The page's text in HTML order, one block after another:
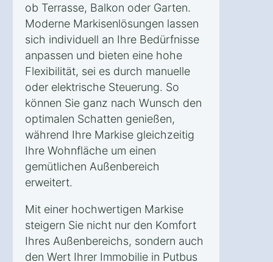
ob Terrasse, Balkon oder Garten.
Moderne Markisenlösungen lassen
sich individuell an Ihre Bedürfnisse
anpassen und bieten eine hohe
Flexibilität, sei es durch manuelle
oder elektrische Steuerung. So
können Sie ganz nach Wunsch den
optimalen Schatten genießen,
während Ihre Markise gleichzeitig
Ihre Wohnfläche um einen
gemütlichen Außenbereich
erweitert.
Mit einer hochwertigen Markise
steigern Sie nicht nur den Komfort
Ihres Außenbereichs, sondern auch
den Wert Ihrer Immobilie in Putbus